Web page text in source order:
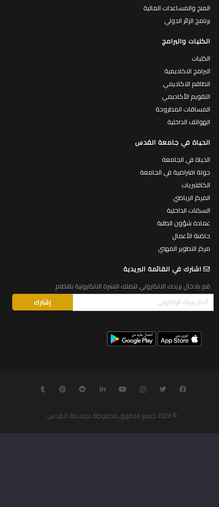
الكليات والبرامج
البرامج الاكاديمية
الطاقم الاكاديمي
التقويم الأكاديمي
المساقات المطروحة
الهواتف الداخلية
الحياة في جامعة القدس
جولة افتراضية في الجامعة
الكافتيريات
المركز الرياضي
السكنات الداخلية
عمادة شؤون الطلبة
حاضنة الأعمال
مركز التطوير المهني
اشترك في القائمة البريدية
جميع الحقوق محفوظة لجامـعة الـقدس